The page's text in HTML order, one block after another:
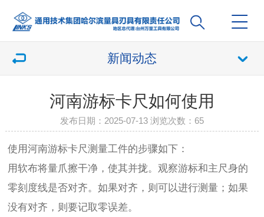
新闻动态
河南游标卡尺如何使用
发布日期：2025-07-13 浏览次数： 65
使用河南游标卡尺测量工件的步骤如下：
用软布将量爪擦干净，使其并拢。观察游标和主尺身的
零刻度线是否对齐。如果对齐，则可以进行测量；如果
没有对齐，则要记取零误差。